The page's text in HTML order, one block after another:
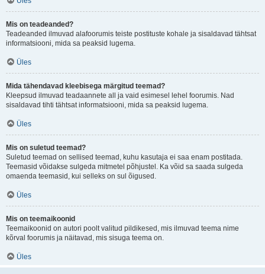
Mis on teadeanded?
Teadeanded ilmuvad alafoorumis teiste postituste kohale ja sisaldavad tähtsat
informatsiooni, mida sa peaksid lugema.
Üles
Mida tähendavad kleebisega märgitud teemad?
Kleepsud ilmuvad teadaannete all ja vaid esimesel lehel foorumis. Nad
sisaldavad tihti tähtsat informatsiooni, mida sa peaksid lugema.
Üles
Mis on suletud teemad?
Suletud teemad on sellised teemad, kuhu kasutaja ei saa enam postitada.
Teemasid võidakse sulgeda mitmetel põhjustel. Ka võid sa saada sulgeda
omaenda teemasid, kui selleks on sul õigused.
Üles
Mis on teemaikoonid
Teemaikoonid on autori poolt valitud pildikesed, mis ilmuvad teema nime
kõrval foorumis ja näitavad, mis sisuga teema on.
Üles